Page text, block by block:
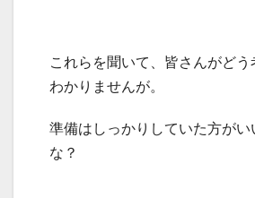
これらを聞いて、皆さんがど
わかりませんが。
準備はしっかりしていた方が
な？